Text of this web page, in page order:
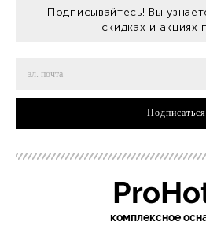
Подписывайтесь! Вы
скидках и акциях
Подписаться
комплексное